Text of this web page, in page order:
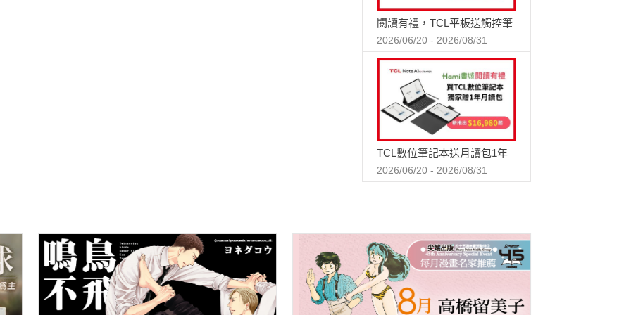
閱讀有禮，TCL平板送觸控筆
2026/06/20 - 2026/08/31
TCL數位筆記本送月讀包1年
2026/06/20 - 2026/08/31